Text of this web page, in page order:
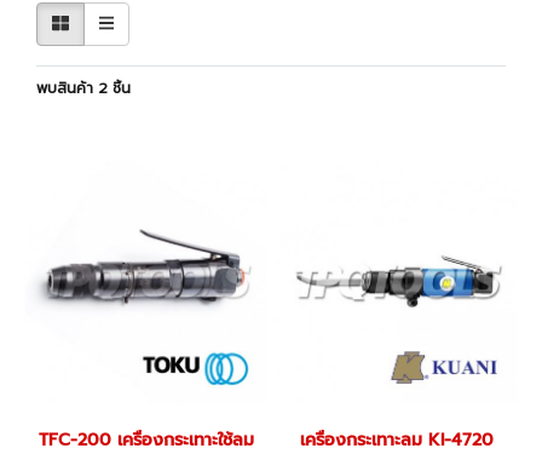
พบสินค้า 2 ชิ้น
TFC-200 เครื่องกระเทาะใช้ลม
เครื่องกระเทาะลม KI-4720